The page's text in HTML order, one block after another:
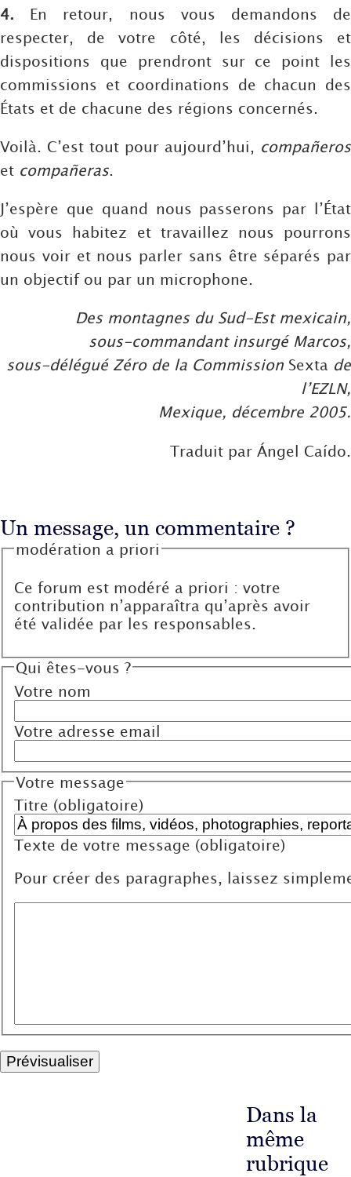
4. En retour, nous vous demandons de
respecter, de votre côté, les décisions et
dispositions que prendront sur ce point les
commissions et coordinations de chacun des
États et de chacune des régions concernés.
Voilà. C’est tout pour aujourd’hui, compañeros
et compañeras.
J’espère que quand nous passerons par l’État
où vous habitez et travaillez nous pourrons
nous voir et nous parler sans être séparés par
un objectif ou par un microphone.
Des montagnes du Sud-Est mexicain,
sous-commandant insurgé Marcos,
sous-délégué Zéro de la Commission Sexta de
l’EZLN,
Mexique, décembre 2005.
Traduit par Ángel Caído.
Un message, un commentaire ?
modération a priori
Ce forum est modéré a priori : votre
contribution n’apparaîtra qu’après avoir
été validée par les responsables.
Qui êtes-vous ?
Votre nom
Votre adresse email
Votre message
Titre (obligatoire)
Texte de votre message (obligatoire)
Pour créer des paragraphes, laissez
Dans la
même
rubrique